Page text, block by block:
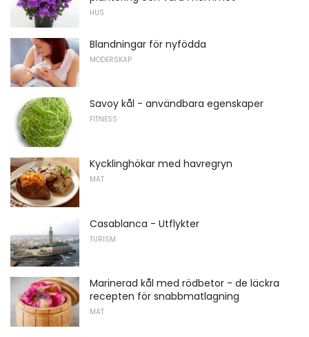
HUS
Blandningar för nyfödda
MODERSKAP
Savoy kål - användbara egenskaper
FITNESS
Kycklinghökar med havregryn
MAT
Casablanca - Utflykter
TURISM
Marinerad kål med rödbetor - de läckra
recepten för snabbmatlagning
MAT